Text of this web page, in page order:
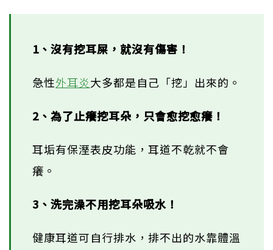
1、沒有挖耳屎，就沒有傷害！
急性外耳炎大多都是自己「挖」出來的。
2、為了止癢挖耳朵，只會愈挖愈癢！
耳垢有保溼表皮功能，耳道不乾就不會
癢。
3、洗完澡不用挖耳朵吸水！
健康耳道可自行排水，排不出的水靠體溫